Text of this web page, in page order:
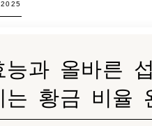
능과 올바른
는 황금 비율